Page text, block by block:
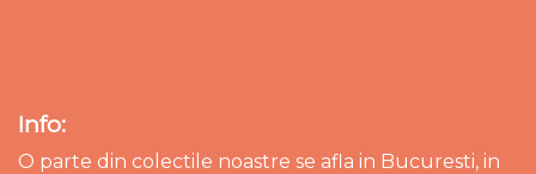
Info:
O parte din colectile noastre se afla in Bucuresti, in